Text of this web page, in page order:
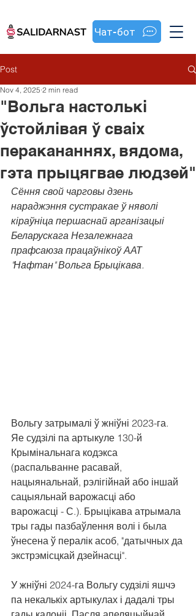
Чат-бот
Post
"Вольга настолькі
ўстойлівая ў сваіх
перакананнях, вядома,
гэта прыцягвае людзей"
Nov 4, 2025 2 min read
Сёння свой чарговы дзень
нараджэння сустракае ў няволі
кіраўніца першаснай арганізацыі
Беларускага Незалежнага
прафсаюза працаўнікоў ААТ
"Нафтан" Вольга Брыцікава.
Вольгу затрымалі ў жніўні 2023-га.
Яе судзілі па артыкуле 130-й
Крымінальнага кодэкса
(распальванне расавай,
нацыянальнай, рэлігійнай або іншай
сацыяльнай варожасці або
варожасці - С.). Брыцікава атрымала
тры гады пазбаўлення волі і была
ўнесена ў пералік асоб, "датычных да
экстрэмісцкай дзейнасці".
У жніўні 2024-га Вольгу судзілі яшчэ
па некалькіх артыкулах і дадалі тры